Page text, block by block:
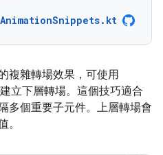
AnimationSnippets.kt
複雜轉場效果，可使用
建立下層轉場。這個技巧適合
多個重要子元件。上層轉場會
。